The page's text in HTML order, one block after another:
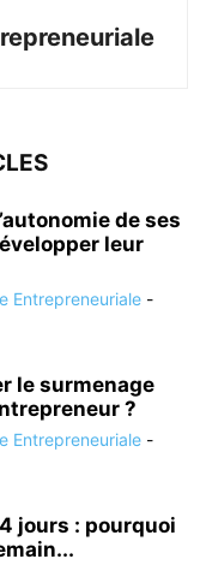
de ses
leur
Entrepreneuriale -
le surmenage
?
Entrepreneuriale -
jours : pourquoi